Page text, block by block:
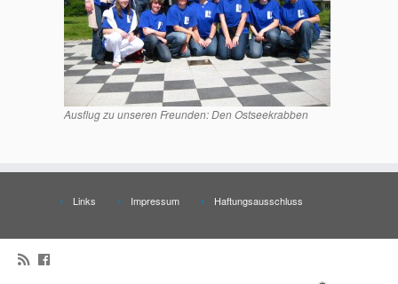
Ausflug zu unseren Freunden: Den Ostseekrabben
Links Impressum Haftungsausschluss